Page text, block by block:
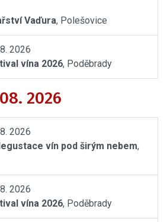
Vaďura, Polešovice
2026
vína 2026, Poděbrady
2026
2026
vín pod širým nebem,
2026
vína 2026, Poděbrady